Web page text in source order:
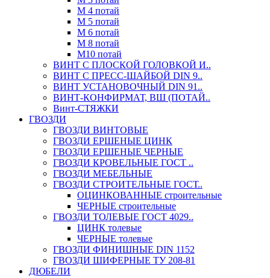
М 4 потай
М 5 потай
М 6 потай
М 8 потай
М10 потай
ВИНТ С ПЛОСКОЙ ГОЛОВКОЙ И..
ВИНТ С ПРЕСС-ШАЙБОЙ DIN 9..
ВИНТ УСТАНОВОЧНЫЙ DIN 91..
ВИНТ-КОНФИРМАТ, ВШ (ПОТАЙ..
Винт-СТЯЖКИ
ГВОЗДИ
ГВОЗДИ ВИНТОВЫЕ
ГВОЗДИ ЕРШЕНЫЕ ЦИНК
ГВОЗДИ ЕРШЕНЫЕ ЧЕРНЫЕ
ГВОЗДИ КРОВЕЛЬНЫЕ ГОСТ ..
ГВОЗДИ МЕБЕЛЬНЫЕ
ГВОЗДИ СТРОИТЕЛЬНЫЕ ГОСТ..
ОЦИНКОВАННЫЕ строительные
ЧЕРНЫЕ строительные
ГВОЗДИ ТОЛЕВЫЕ ГОСТ 4029..
ЦИНК толевые
ЧЕРНЫЕ толевые
ГВОЗДИ ФИНИШНЫЕ DIN 1152
ГВОЗДИ ШИФЕРНЫЕ ТУ 208-81
ДЮБЕЛИ